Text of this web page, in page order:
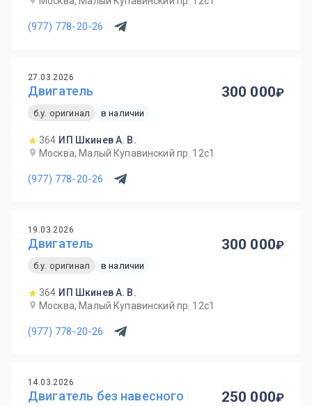
(977) 778-20-26
27.03.2026
Двигатель
б.у. оригинал в наличии
364 ИП Шкинев А. В.
Москва, Малый Купавинский пр. 12с1
(977) 778-20-26
300 000
19.03.2026
Двигатель
б.у. оригинал в наличии
364 ИП Шкинев А. В.
Москва, Малый Купавинский пр. 12с1
(977) 778-20-26
300 000
14.03.2026
Двигатель без навесного 250 000